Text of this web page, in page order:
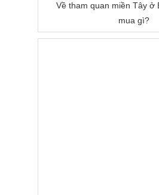
Về tham quan miền Tây ở
mua gì?